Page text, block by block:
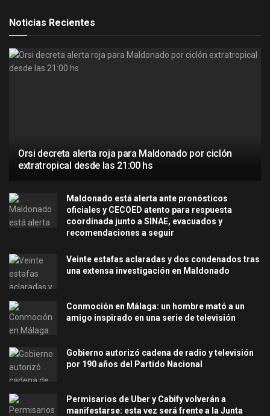
Noticias Recientes
Orsi decreta alerta roja para Maldonado por ciclón
extratropical desde las 21:00 hs
Maldonado está alerta ante pronósticos
oficiales y CECOED atento para respuesta
coordinada junto a SINAE, evacuados y
recomendaciones a seguir
Veinte estafas aclaradas y dos condenados tras
una extensa investigación en Maldonado
Conmoción en Málaga: un hombre mató a un
amigo inspirado en una serie de televisión
Gobierno autorizó cadena de radio y televisión
por 190 años del Partido Nacional
Permisarios de Uber y Cabify volverán a
manifestarse: esta vez será frente a la Junta